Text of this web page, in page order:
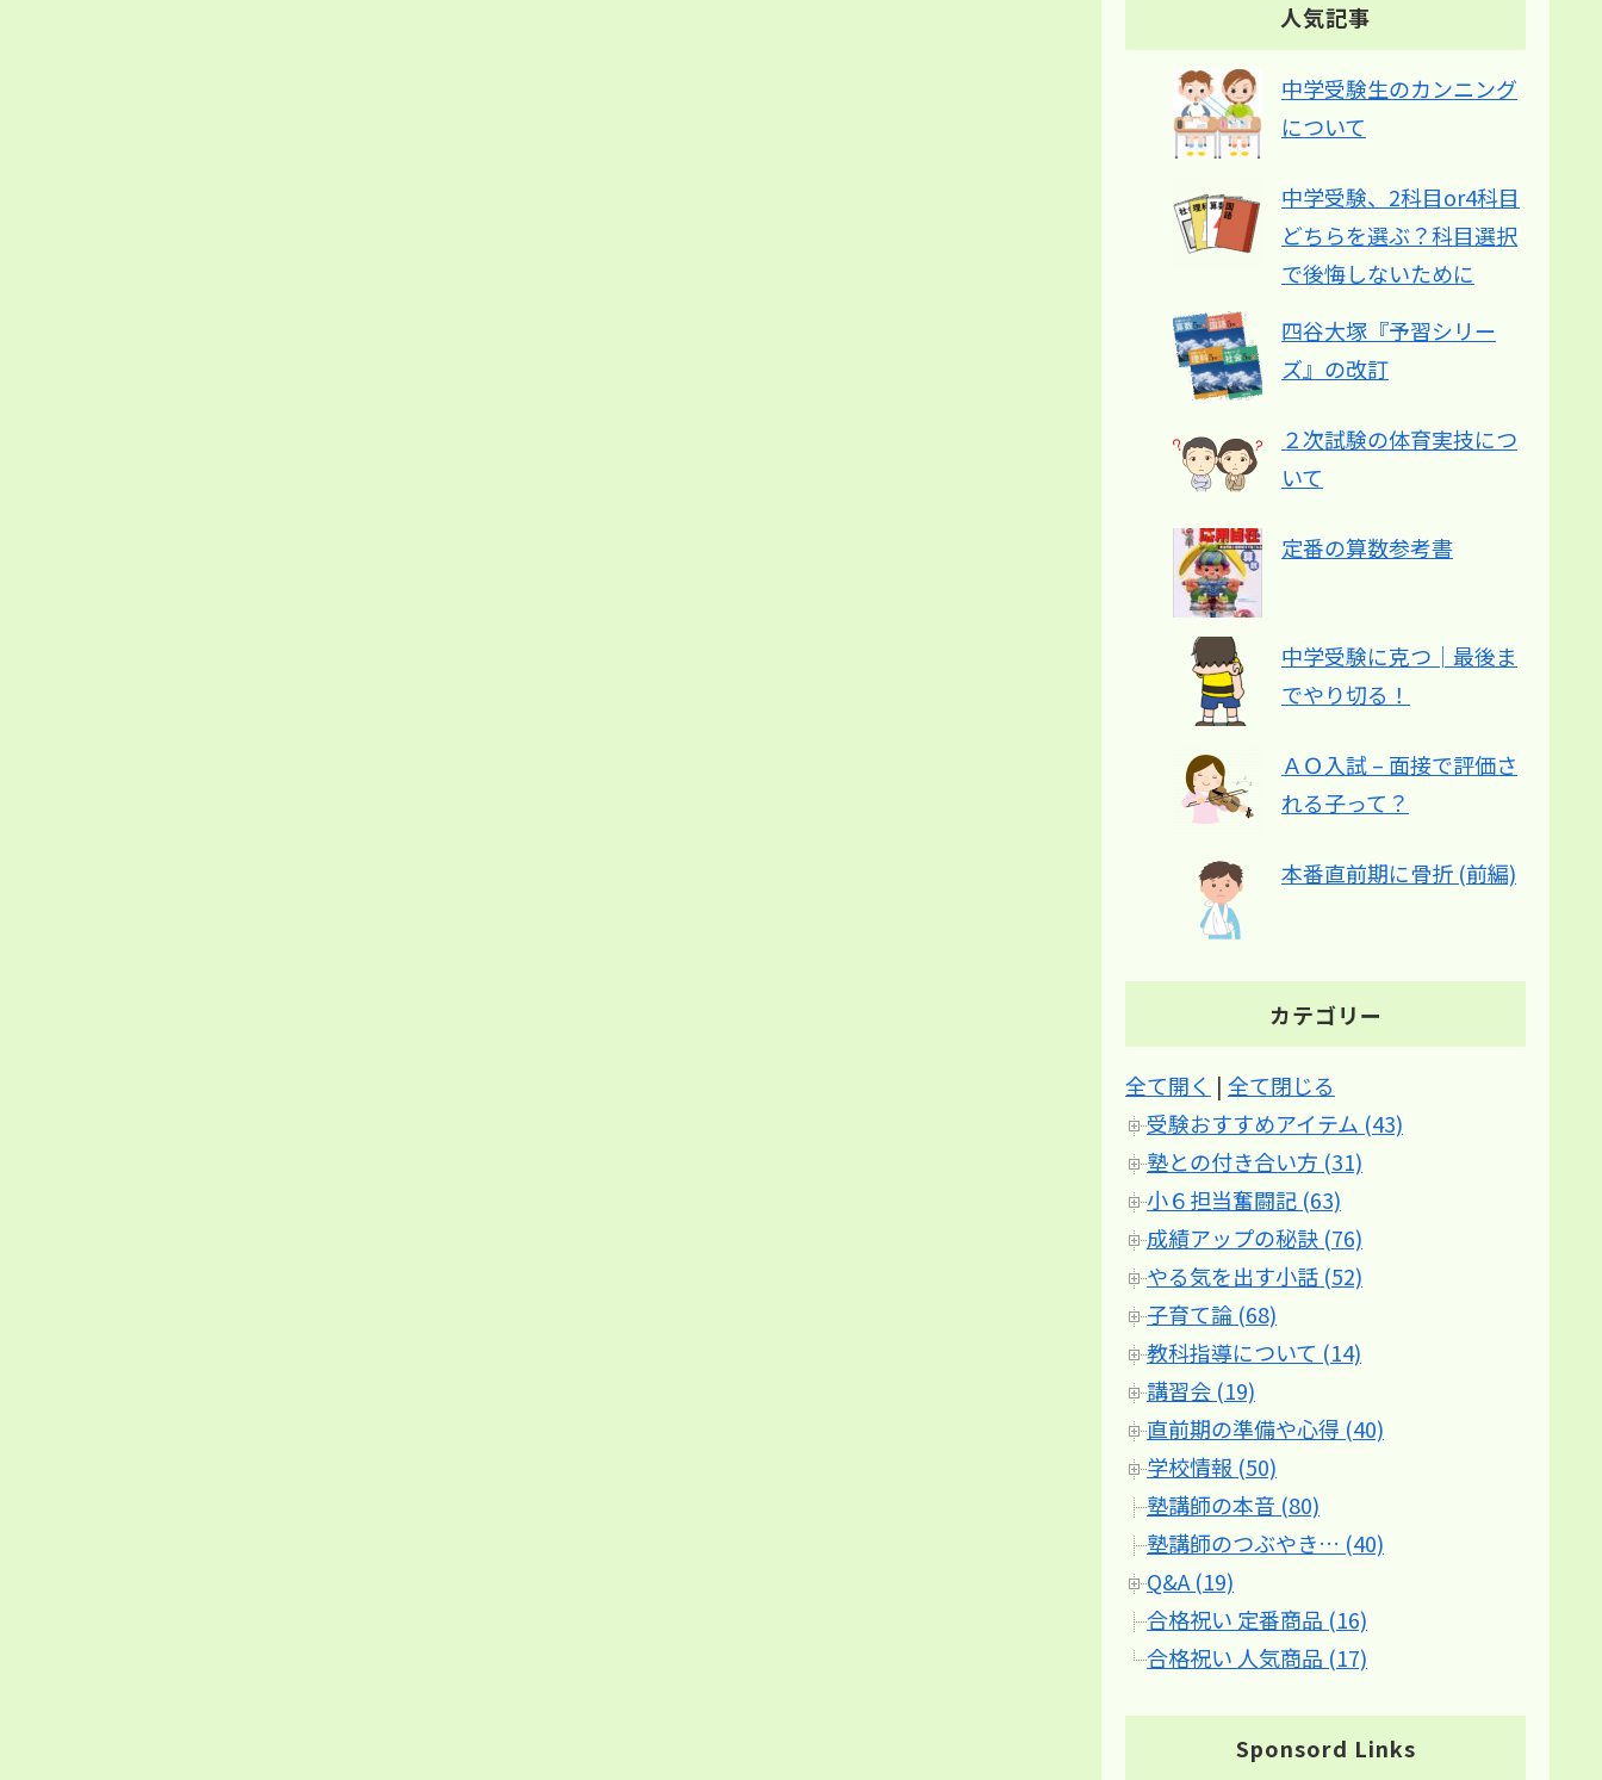
人気記事
中学受験生のカンニング
について
中学受験、2科目or4科目
どちらを選ぶ？科目選択
で後悔しないために
四谷大塚『予習シリー
ズ』の改訂
２次試験の体育実技につ
いて
定番の算数参考書
中学受験に克つ│最後ま
でやり切る！
ＡＯ入試 – 面接で評価さ
れる子って？
本番直前期に骨折 (前編)
カテゴリー
全て開く | 全て閉じる
受験おすすめアイテム (43)
塾との付き合い方 (31)
小６担当奮闘記 (63)
成績アップの秘訣 (76)
やる気を出す小話 (52)
子育て論 (68)
教科指導について (14)
講習会 (19)
直前期の準備や心得 (40)
学校情報 (50)
塾講師の本音 (80)
塾講師のつぶやき… (40)
Q&A (19)
合格祝い 定番商品 (16)
合格祝い 人気商品 (17)
Sponsord Links